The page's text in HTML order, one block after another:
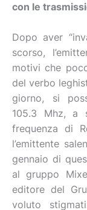
con le
Dopo aver
scorso,
motivi che
del verbo
giorno, si
105.3 Mhz, a
frequenza di
l’emittente
gennaio di
al gruppo
editore del
voluto